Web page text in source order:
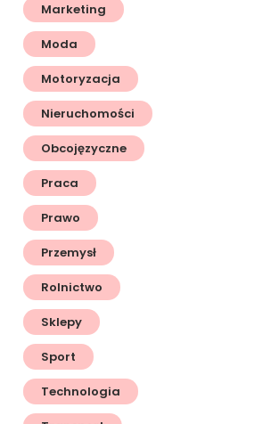
Marketing
Moda
Motoryzacja
Nieruchomości
Obcojęzyczne
Praca
Prawo
Przemysł
Rolnictwo
Sklepy
Sport
Technologia